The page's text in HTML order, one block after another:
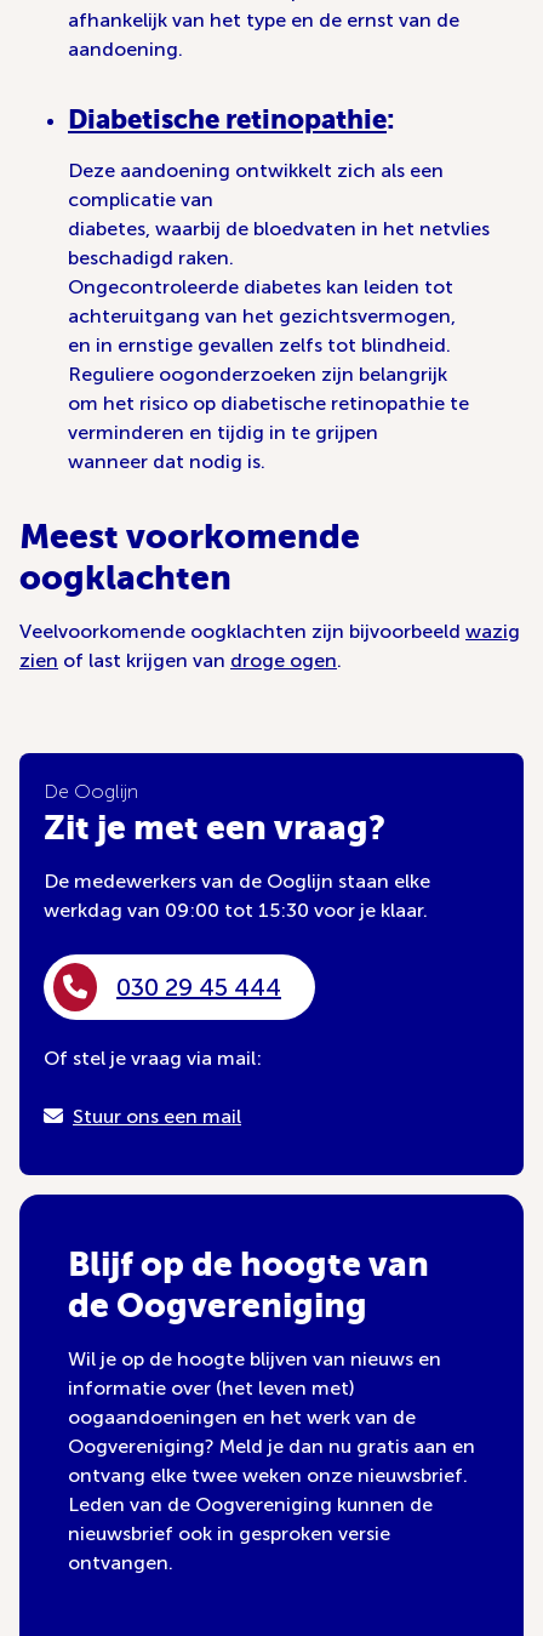
afhankelijk van het type en de ernst van de
aandoening.
Diabetische retinopathie:
Deze aandoening ontwikkelt zich als een
complicatie van
diabetes, waarbij de bloedvaten in het netvlies
beschadigd raken.
Ongecontroleerde diabetes kan leiden tot
achteruitgang van het gezichtsvermogen,
en in ernstige gevallen zelfs tot blindheid.
Reguliere oogonderzoeken zijn belangrijk
om het risico op diabetische retinopathie te
verminderen en tijdig in te grijpen
wanneer dat nodig is.
Meest voorkomende
oogklachten
Veelvoorkomende oogklachten zijn bijvoorbeeld wazig
zien of last krijgen van droge ogen.
De Ooglijn
Zit je met een vraag?
De medewerkers van de Ooglijn staan elke
werkdag van 09:00 tot 15:30 voor je klaar.
030 29 45 444
Of stel je vraag via mail:
Stuur ons een mail
Blijf op de hoogte van
de Oogvereniging
Wil je op de hoogte blijven van nieuws en
informatie over (het leven met)
oogaandoeningen en het werk van de
Oogvereniging? Meld je dan nu gratis aan en
ontvang elke twee weken onze nieuwsbrief.
Leden van de Oogvereniging kunnen de
nieuwsbrief ook in gesproken versie
ontvangen.